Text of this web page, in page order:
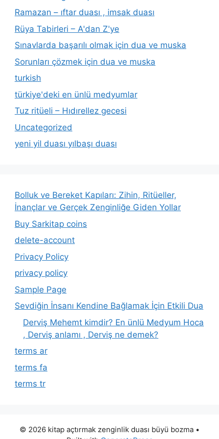
Ramazan – ıftar duası , imsak duası
Rüya Tabirleri – A'dan Z'ye
Sınavlarda başarılı olmak için dua ve muska
Sorunları çözmek için dua ve muska
turkish
türkiye'deki en ünlü medyumlar
Tuz ritüeli – Hıdırellez gecesi
Uncategorized
yeni yil duası yılbaşı duası
Bolluk ve Bereket Kapıları: Zihin, Ritüeller,
İnançlar ve Gerçek Zenginliğe Giden Yollar
Buy Sarkitap coins
delete-account
Privacy Policy
privacy policy
Sample Page
Sevdiğin İnsanı Kendine Bağlamak İçin Etkili Dua
Derviş Mehemt kimdir? En ünlü Medyum Hoca
, Derviş anlamı , Derviş ne demek?
terms ar
terms fa
terms tr
© 2026 kitap açtırmak zenginlik duası büyü bozma •